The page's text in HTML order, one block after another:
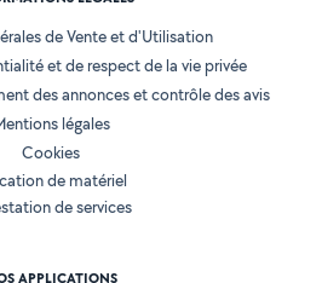
de Vente et d'Utilisation
et de respect de la vie privée
des annonces et contrôle des avis
légales
Cookies
de matériel
de services
APPLICATIONS